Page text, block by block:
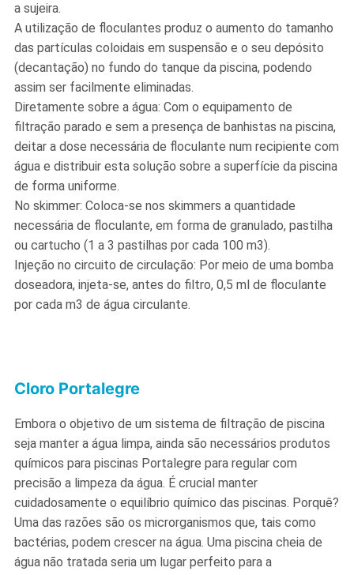
a sujeira.
A utilização de floculantes produz o aumento do tamanho
das partículas coloidais em suspensão e o seu depósito
(decantação) no fundo do tanque da piscina, podendo
assim ser facilmente eliminadas.
Diretamente sobre a água: Com o equipamento de
filtração parado e sem a presença de banhistas na piscina,
deitar a dose necessária de floculante num recipiente com
água e distribuir esta solução sobre a superfície da piscina
de forma uniforme.
No skimmer: Coloca-se nos skimmers a quantidade
necessária de floculante, em forma de granulado, pastilha
ou cartucho (1 a 3 pastilhas por cada 100 m3).
Injeção no circuito de circulação: Por meio de uma bomba
doseadora, injeta-se, antes do filtro, 0,5 ml de floculante
por cada m3 de água circulante.
Cloro Portalegre
Embora o objetivo de um sistema de filtração de piscina
seja manter a água limpa, ainda são necessários produtos
químicos para piscinas Portalegre para regular com
precisão a limpeza da água. É crucial manter
cuidadosamente o equilíbrio químico das piscinas. Porquê?
Uma das razões são os microrganismos que, tais como
bactérias, podem crescer na água. Uma piscina cheia de
água não tratada seria um lugar perfeito para a